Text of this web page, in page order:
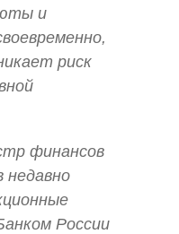
и
риск
финансов
недавно
России